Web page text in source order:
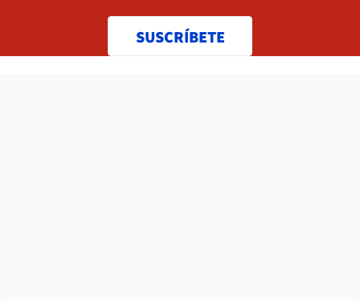
SUSCRÍBETE